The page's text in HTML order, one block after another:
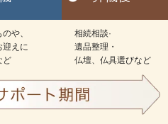
や、
迎えに
ど
相続相談·
遺品整理・
仏壇、仏具選びなど